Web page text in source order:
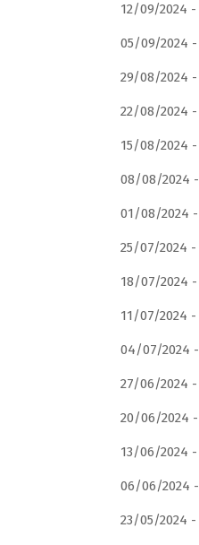
12/09/2024 -
05/09/2024 -
29/08/2024 -
22/08/2024 -
15/08/2024 -
08/08/2024 -
01/08/2024 -
25/07/2024 -
18/07/2024 -
11/07/2024 -
04/07/2024 -
27/06/2024 -
20/06/2024 -
13/06/2024 -
06/06/2024 -
23/05/2024 -